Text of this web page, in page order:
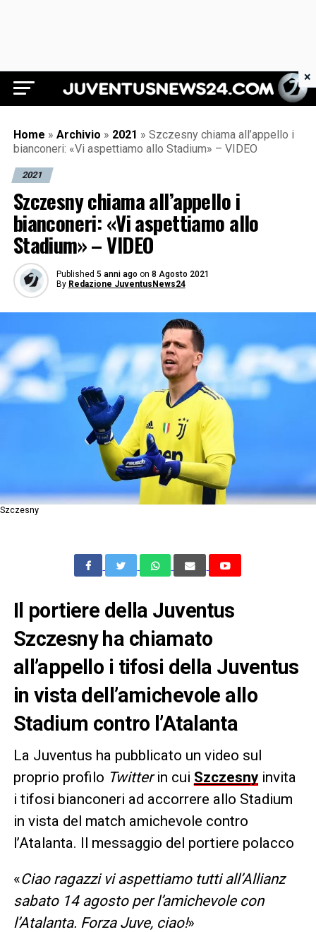
Juventus News 24
Home » Archivio » 2021 » Szczesny chiama all’appello i
bianconeri: «Vi aspettiamo allo Stadium» – VIDEO
2021
Szczesny chiama all’appello i
bianconeri: «Vi aspettiamo allo
Stadium» – VIDEO
Published 5 anni ago on 8 Agosto 2021
By Redazione JuventusNews24
Szczesny
Il portiere della Juventus
Szczesny ha chiamato
all’appello i tifosi della Juventus
in vista dell’amichevole allo
Stadium contro l’Atalanta
La Juventus ha pubblicato un video sul
proprio profilo Twitterin cui Szczesnyinvita
i tifosi bianconeri ad accorrere allo Stadium
in vista del match amichevole contro
l’Atalanta. Il messaggio del portiere polacco
«Ciao ragazzi vi aspettiamo tutti all’Allianz
sabato 14 agosto per l’amichevole con
l’Atalanta. Forza Juve, ciao!»
×